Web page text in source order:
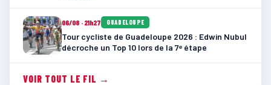
06/08 · 21h27 GUADELOUPE
Tour cycliste de Guadeloupe 2026 : Edwin Nubul
décroche un Top 10 lors de la 7ᵉ étape
VOIR TOUT LE FIL →